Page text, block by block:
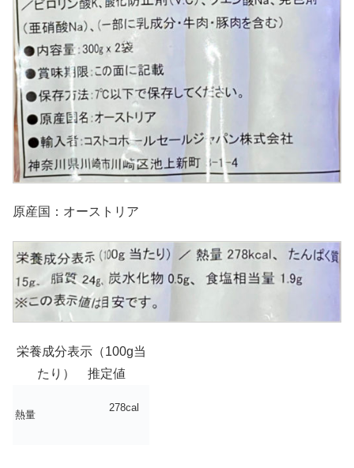
原産国：オーストリア
栄養成分表示（100g当
たり） 推定値
熱量
278cal